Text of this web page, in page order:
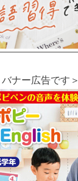
バナー広告です＞